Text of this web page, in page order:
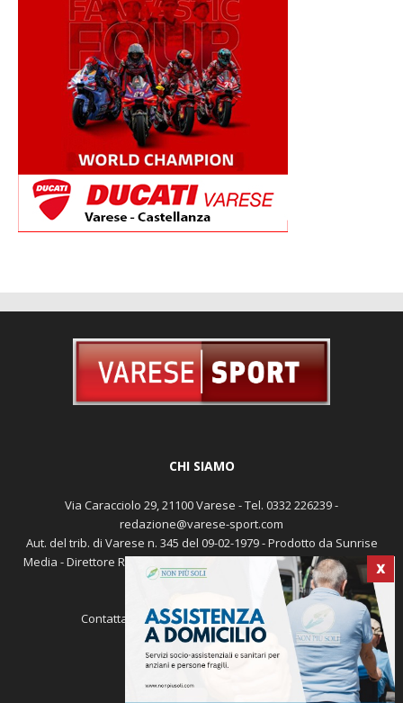
X
CHI SIAMO
Via Caracciolo 29, 21100 Varese - Tel. 0332 226239 -
redazione@varese-sport.com
Aut. del trib. di Varese n. 345 del 09-02-1979 - Prodotto da Sunrise
Media - Direttore Responsabile: Michele Marocco -Cookie policy
Pubblicità
Contattaci: redazione@varese-sport.com
SEGUICI